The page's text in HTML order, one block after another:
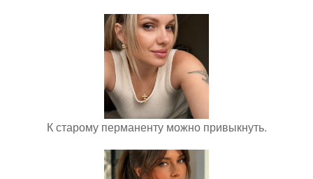
К старому перманенту можно привыкнуть.